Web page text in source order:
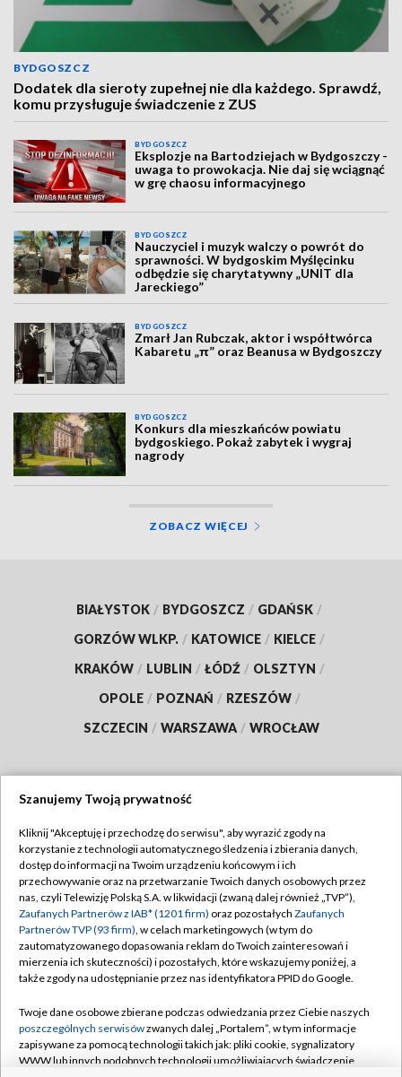
BYDGOSZCZ
Dodatek dla sieroty zupełnej nie dla każdego. Sprawdź,
komu przysługuje świadczenie z ZUS
BYDGOSZCZ
Eksplozje na Bartodziejach w Bydgoszczy -
uwaga to prowokacja. Nie daj się wciągnąć
w grę chaosu informacyjnego
BYDGOSZCZ
Nauczyciel i muzyk walczy o powrót do
sprawności. W bydgoskim Myślęcinku
odbędzie się charytatywny „UNIT dla
Jareckiego”
BYDGOSZCZ
Zmarł Jan Rubczak, aktor i współtwórca
Kabaretu „π” oraz Beanusa w Bydgoszczy
BYDGOSZCZ
Konkurs dla mieszkańców powiatu
bydgoskiego. Pokaż zabytek i wygraj
nagrody
ZOBACZ WIĘCEJ
BIAŁYSTOK / BYDGOSZCZ / GDAŃSK /
GORZÓW WLKP. / KATOWICE / KIELCE /
KRAKÓW / LUBLIN / ŁÓDŹ / OLSZTYN /
OPOLE / POZNAŃ / RZESZÓW /
SZCZECIN / WARSZAWA / WROCŁAW
TVP
Abonament TVP
Emisja w TVP
Centrum informacji TVP
Naziemna Telewizja Cyfrowa
Rada Programowa
System NOS
Regulamin TVP
Polityka prywatności
Moje zgody
Pomoc
Kontakt
Szanujemy Twoją prywatność
Kliknij "Akceptuję i przechodzę do serwisu", aby wyrazić zgody na
korzystanie z technologii automatycznego śledzenia i zbierania danych,
dostęp do informacji na Twoim urządzeniu końcowym i ich
przechowywanie oraz na przetwarzanie Twoich danych osobowych przez
nas, czyli Telewizję Polską S.A. w likwidacji (zwaną dalej również „TVP”),
Zaufanych Partnerów z IAB* (1201 firm) oraz pozostałych Zaufanych
Partnerów TVP (93 firm), w celach marketingowych (w tym do
zautomatyzowanego dopasowania reklam do Twoich zainteresowań i
mierzenia ich skuteczności) i pozostałych, które wskazujemy poniżej, a
także zgody na udostępnianie przez nas identyfikatora PPID do Google.
Twoje dane osobowe zbierane podczas odwiedzania przez Ciebie naszych
poszczególnych serwisówzwanych dalej „Portalem”, w tym informacje
zapisywane za pomocą technologii takich jak: pliki cookie, sygnalizatory
WWW lub innych podobnych technologii umożliwiających świadczenie